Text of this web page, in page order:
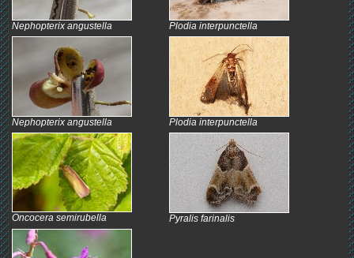
Nephopterix angustella
Nephopterix angustella
Oncocera semirubella
Plodia interpunctella
Plodia interpunctella
Pyralis farinalis